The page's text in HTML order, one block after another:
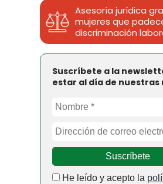
Asesoría jurídica
mujeres que
discriminación
Suscríbete a la
estar al día de nuestras
He leído y acepto la